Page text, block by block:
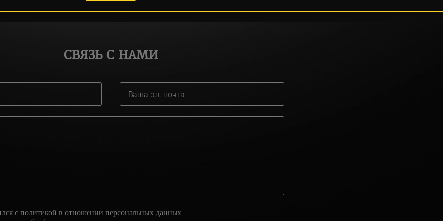
СВЯЗЬ С НАМИ
с политикой в отношении персональных данных